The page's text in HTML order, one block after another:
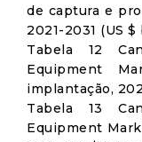
de captura e
2021-2031 (US
Tabela 12
Equipment
implantação,
Tabela 13
Equipment